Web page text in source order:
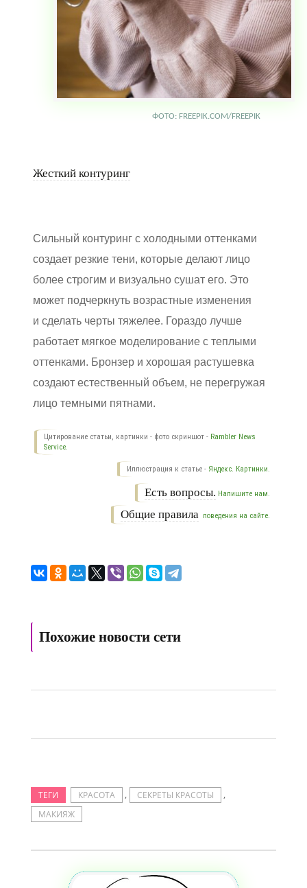
ФОТО: FREEPIK.COM/FREEPIK
Жесткий контуринг
Сильный контуринг с холодными оттенками
создает резкие тени, которые делают лицо
более строгим и визуально сушат его. Это
может подчеркнуть возрастные изменения
и сделать черты тяжелее. Гораздо лучше
работает мягкое моделирование с теплыми
оттенками. Бронзер и хорошая растушевка
создают естественный объем, не перегружая
лицо темными пятнами.
Цитирование статьи, картинки - фото скриншот - Rambler News
Service.
Иллюстрация к статье - Яндекс. Картинки.
Есть вопросы. Напишите нам.
Общие правила поведения на сайте.
Похожие новости сети
ТЕГИ КРАСОТА , СЕКРЕТЫ КРАСОТЫ ,
МАКИЯЖ